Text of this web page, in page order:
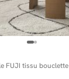
FUJI tissu bouclette